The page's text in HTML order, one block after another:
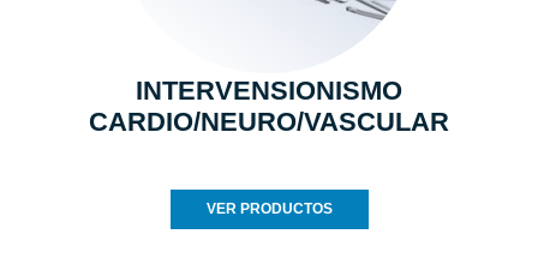
INTERVENSIONISMO
CARDIO/NEURO/VASCULAR
VER PRODUCTOS